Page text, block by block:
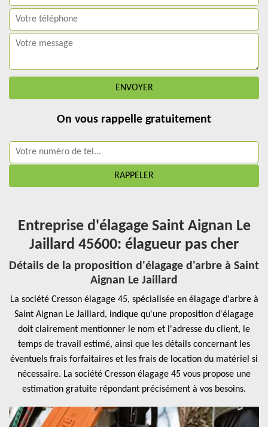
On vous rappelle gratuitement
Entreprise d'élagage Saint Aignan Le
Jaillard 45600: élagueur pas cher
Détails de la proposition d'élagage d'arbre à Saint
Aignan Le Jaillard
La société Cresson élagage 45, spécialisée en élagage d'arbre à
Saint Aignan Le Jaillard, indique qu'une proposition d'élagage
doit clairement mentionner le nom et l'adresse du client, le
temps de travail estimé, ainsi que les détails concernant les
éventuels frais forfaitaires et les frais de location du matériel si
nécessaire. La société Cresson élagage 45 vous propose une
estimation gratuite répondant précisément à vos besoins.